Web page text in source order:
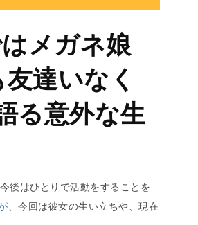
メガネ娘
達いなく
る意外な生
後はひとりで活動をすることを
今回は彼女の生い立ちや、現在